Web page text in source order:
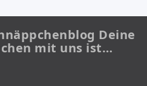
Deine
mit uns ist…